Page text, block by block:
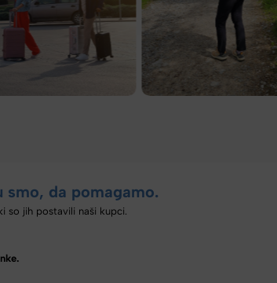
smo, da pomagamo.
so jih postavili naši kupci.